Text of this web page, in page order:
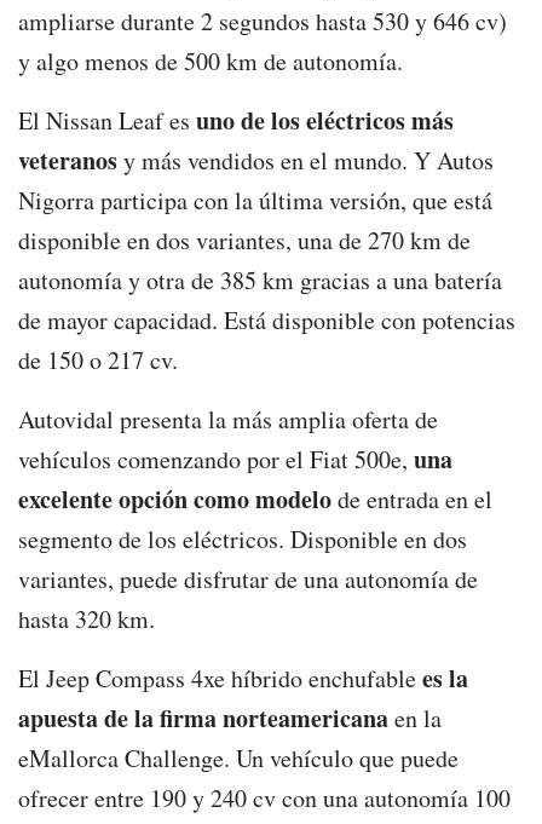
ampliarse durante 2 segundos hasta 530 y 646 cv)
y algo menos de 500 km de autonomía.
El Nissan Leaf es uno de los eléctricos más
veteranosy más vendidos en el mundo. Y Autos
Nigorra participa con la última versión, que está
disponible en dos variantes, una de 270 km de
autonomía y otra de 385 km gracias a una batería
de mayor capacidad. Está disponible con potencias
de 150 o 217 cv.
Autovidal presenta la más amplia oferta de
vehículos comenzando por el Fiat 500e, una
excelente opción como modelode entrada en el
segmento de los eléctricos. Disponible en dos
variantes, puede disfrutar de una autonomía de
hasta 320 km.
El Jeep Compass 4xe híbrido enchufablees la
apuesta de la firma norteamericanaen la
eMallorca Challenge. Un vehículo que puede
ofrecer entre 190 y 240 cv con una autonomía 100